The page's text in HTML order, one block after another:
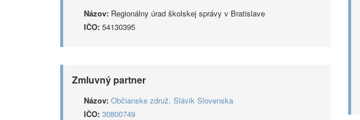
Názov: Regionálny úrad školskej správy v Bratislave
IČO: 54130395
Zmluvný partner
Názov: Občianske združ. Slávik Slovenska
IČO: 30800749